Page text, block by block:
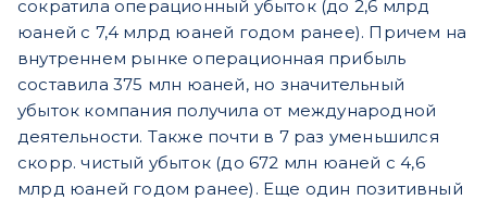
сократила операционный убыток (до 2,6 млрд
юаней с 7,4 млрд юаней годом ранее). Причем на
внутреннем рынке операционная прибыль
составила 375 млн юаней, но значительный
убыток компания получила от международной
деятельности. Также почти в 7 раз уменьшился
скорр. чистый убыток (до 672 млн юаней с 4,6
млрд юаней годом ранее). Еще один позитивный